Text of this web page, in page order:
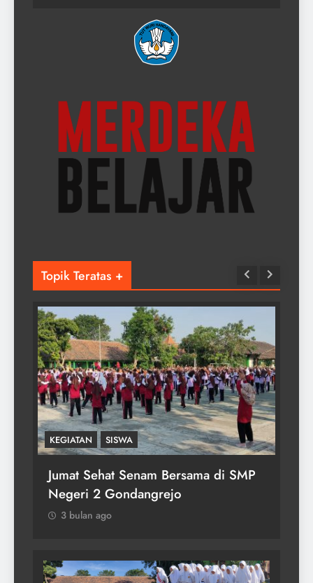
Topik Teratas +
KEGIATAN
Upacara Hari Batik Nasional
3 bulan ago